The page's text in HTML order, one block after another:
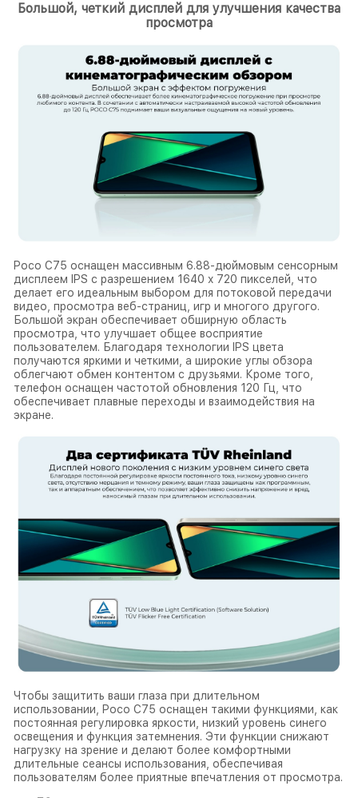
Большой, четкий дисплей для улучшения качества
просмотра
Poco C75 оснащен массивным 6.88-дюймовым сенсорным
дисплеем IPS с разрешением 1640 x 720 пикселей, что
делает его идеальным выбором для потоковой передачи
видео, просмотра веб-страниц, игр и многого другого.
Большой экран обеспечивает обширную область
просмотра, что улучшает общее восприятие
пользователем. Благодаря технологии IPS цвета
получаются яркими и четкими, а широкие углы обзора
облегчают обмен контентом с друзьями. Кроме того,
телефон оснащен частотой обновления 120 Гц, что
обеспечивает плавные переходы и взаимодействия на
экране.
Чтобы защитить ваши глаза при длительном
использовании, Poco C75 оснащен такими функциями, как
постоянная регулировка яркости, низкий уровень синего
освещения и функция затемнения. Эти функции снижают
нагрузку на зрение и делают более комфортными
длительные сеансы использования, обеспечивая
пользователям более приятные впечатления от просмотра.